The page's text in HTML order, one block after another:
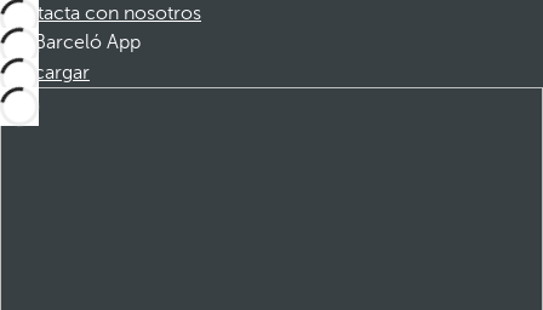
Contacta con nosotros
Barceló App
Descargar